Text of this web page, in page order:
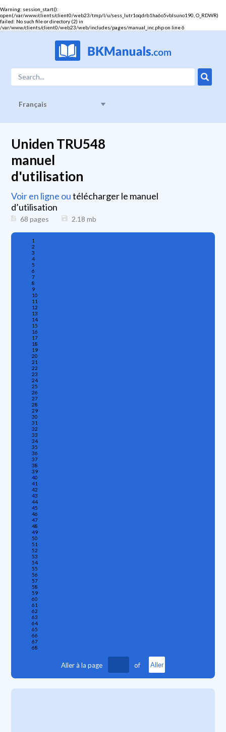
Warning: session_start():
open(/var/www/clients/client0/web23/tmp/l/u/sess_lutr1oqdrb1ha6o5vblsuno190, O_RDWR)
failed: No such file or directory (2) in
/var/www/clients/client0/web23/web/includes/pages/manual_inc.phpon line6
Français
Uniden TRU548
manuel
d'utilisation
Voir en ligne outélécharger le manuel
d’utilisation
68 pages 2.18 mb
1
2
3
4
5
6
7
8
9
10
11
12
13
14
15
16
17
18
19
20
21
22
23
24
25
26
27
28
29
30
31
32
33
34
35
36
37
38
39
40
41
42
43
44
45
46
47
48
49
50
51
52
53
54
55
56
57
58
59
60
61
62
63
64
65
66
67
68
Aller à la page of Aller